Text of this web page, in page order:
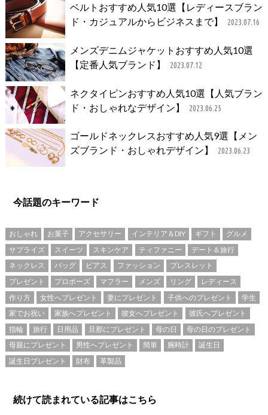
ベルトおすすめ人気10選【レディースブラン
ド・カジュアルからビジネスまで】
2023.07.16
メンズデニムジャケットおすすめ人気10選
【定番人気ブランド】
2023.07.12
ネクタイピンおすすめ人気10選【人気ブラン
ド・おしゃれなデザイン】
2023.06.25
ゴールドネックレスおすすめ人気9選【メン
ズブランド・おしゃれデザイン】
2023.06.23
今話題のキーワード
おしゃれ お菓子 アクセサリー インテリア＆DIY ギフト
グルメ
サプライズ
スイーツ スキンケア ティファニー
デート＆旅行
ネックレス
バッグ ピアス ファッション
ブレスレット
プレゼント
プロポーズ マフラー メンズ リング
レディース
作り方
女性へプレゼント 妻にプレゼント 子供へのプレゼント
学生
家でお祝い
家族へプレゼント 彼女へプレゼント
彼氏へプレゼント
指輪
旅行 日用品 旦那にプレゼント 母の日
母の日のプレゼント
母親にプレゼント
男性へプレゼント 簡単 腕時計
誕生日
誕生日プレゼント
財布 革製品
続けて読まれている記事はこちら